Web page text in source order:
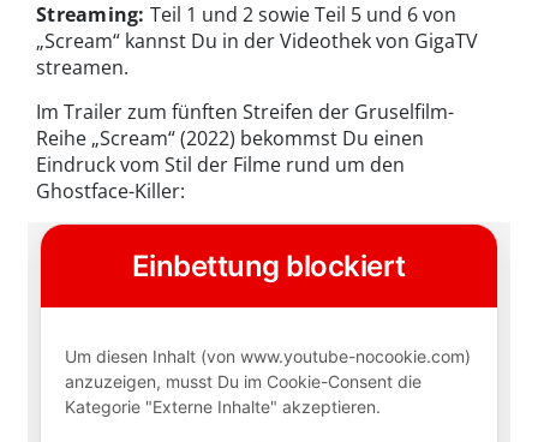
Streaming: Teil 1 und 2 sowie Teil 5 und 6 von
„Scream“ kannst Du in der Videothek von GigaTV
streamen.
Im Trailer zum fünften Streifen der Gruselfilm-
Reihe „Scream“ (2022) bekommst Du einen
Eindruck vom Stil der Filme rund um den
Ghostface-Killer: